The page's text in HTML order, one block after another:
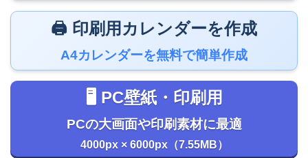
🖨️ 印刷用カレンダーを作成
A4カレンダーを無料で簡単作成
🖥️ PC壁紙・印刷用
PCの大画面や印刷素材に最適
4000px × 6000px（7.55MB）